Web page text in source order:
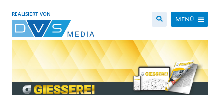
REALISIERT VON
MENÜ